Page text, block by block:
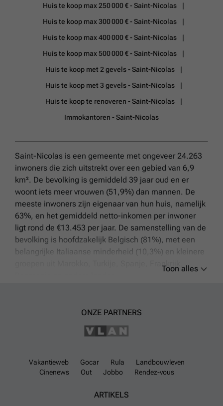
Huis te koop max 250 000 € - Saint-Nicolas
Huis te koop max 300 000 € - Saint-Nicolas
Huis te koop max 400 000 € - Saint-Nicolas
Huis te koop max 500 000 € - Saint-Nicolas
Huis te koop met 2 gevels - Saint-Nicolas
Huis te koop met 3 gevels - Saint-Nicolas
Huis te koop te renoveren - Saint-Nicolas
Immokantoren - Saint-Nicolas
Saint-Nicolas is een gemeente met ongeveer 24.263
inwoners die zich uitstrekt over een gebied van 6,9
km². De bevolking is gemiddeld 39 jaar oud en er
woont iets meer vrouwen (51,9%) dan mannen. De
meeste inwoners zijn eigenaar van hun huis, namelijk
63%, en het gemiddeld netto-inkomen per inwoner
ligt rond de €13.453 per jaar. De samenstelling van de
bevolking is hoofdzakelijk Belgisch (81%), met een
belangrijke Italiaanse minderheid (10,3%) en kleinere
groepen uit Marokko, Turkije, Spanje, Frankrijk,
voornamelijk uit huizen; 83,5% van de gebouwen zijn
woningen tegenover 16,5% appartementen. Van de
bebouwing is 51% gesloten bebouwing, 25,2% half
boerderijen. De huizen dateren veelal van rond 1931
en hebben gemiddeld ongeveer 5,4 kamers, iets
huizen te koop in deze gemeente met een
Toon alles
ONZE PARTNERS
Vakantieweb Gocar Rula
Landbouwleven
Cinenews
Out Jobbo Rendez-vous
ARTIKELS